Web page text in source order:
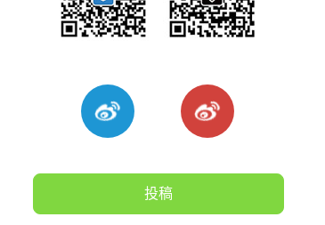
投稿